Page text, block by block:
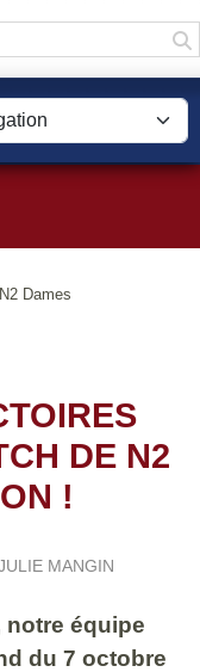
Dames
DE N2
!
MANGIN
notre équipe
du 7 octobre